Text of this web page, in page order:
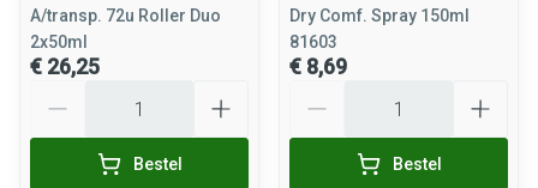
A/transp. 72u Roller Duo
2x50ml
€ 26,25
Bestel
Dry Comf. Spray 150ml
81603
€ 8,69
Bestel